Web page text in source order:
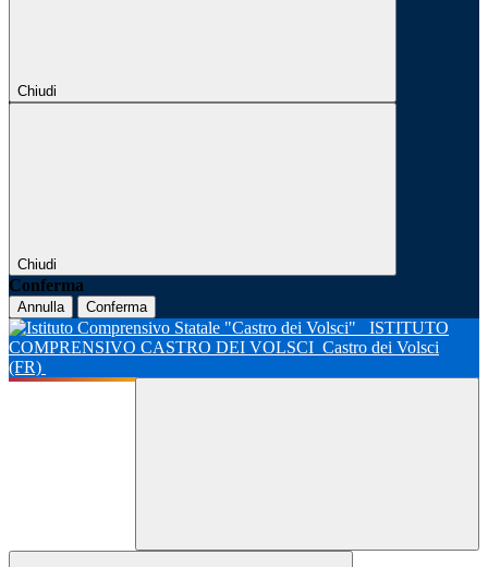
Chiudi
Chiudi
Conferma
Annulla Conferma
ISTITUTO
COMPRENSIVO CASTRO DEI VOLSCI Castro dei Volsci
(FR)